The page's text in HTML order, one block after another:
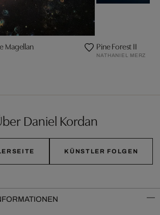
Magellan Pine Forest II
NATHANIEL MERZ
Daniel Kordan
KÜNSTLER FOLGEN